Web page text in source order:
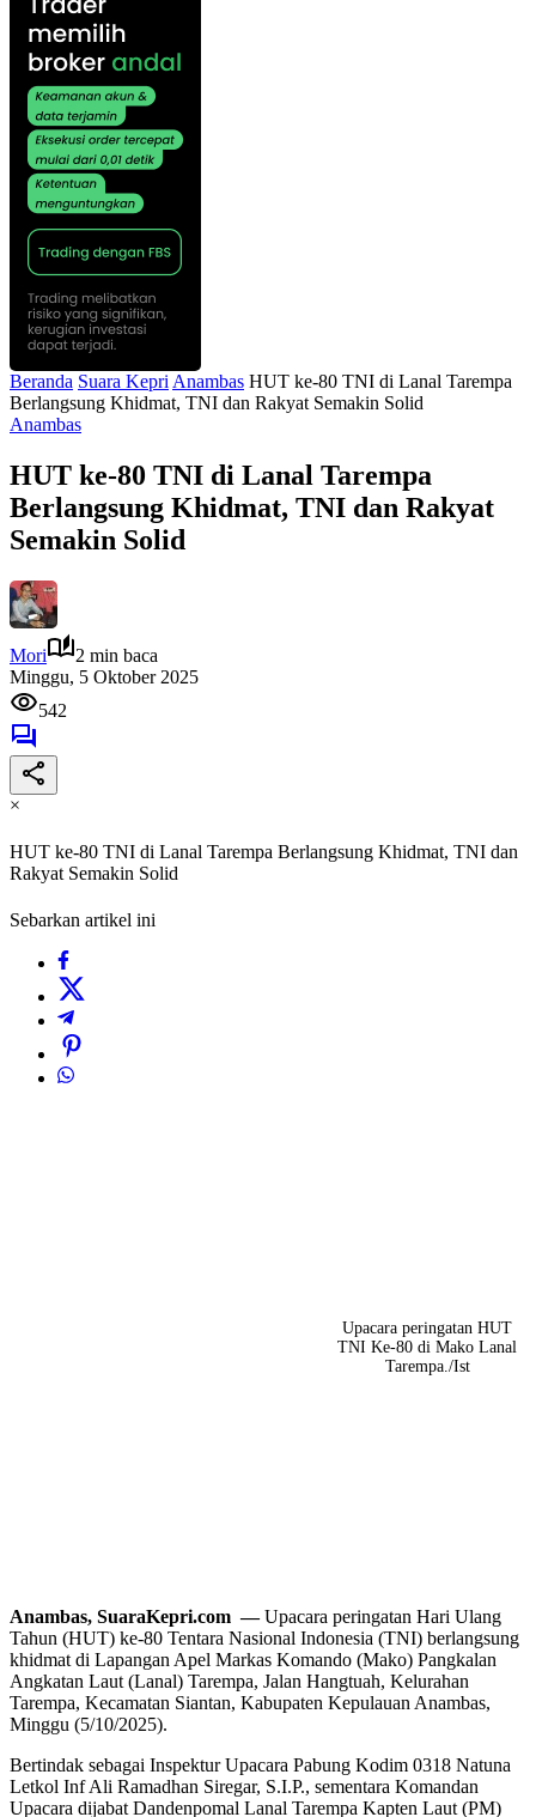
Beranda Suara Kepri Anambas HUT ke-80 TNI di Lanal Tarempa
Berlangsung Khidmat, TNI dan Rakyat Semakin Solid
Anambas
HUT ke-80 TNI di Lanal Tarempa
Berlangsung Khidmat, TNI dan Rakyat
Semakin Solid
Mori
2 min baca
Minggu, 5 Oktober 2025
542
×
HUT ke-80 TNI di Lanal Tarempa Berlangsung Khidmat, TNI dan
Rakyat Semakin Solid
Sebarkan artikel ini
Upacara peringatan HUT
TNI Ke-80 di Mako Lanal
Tarempa./Ist
Anambas, SuaraKepri.com —Upacara peringatan Hari Ulang
Tahun (HUT) ke-80 Tentara Nasional Indonesia (TNI) berlangsung
khidmat di Lapangan Apel Markas Komando (Mako) Pangkalan
Angkatan Laut (Lanal) Tarempa, Jalan Hangtuah, Kelurahan
Tarempa, Kecamatan Siantan, Kabupaten Kepulauan Anambas,
Minggu (5/10/2025).
Bertindak sebagai Inspektur Upacara Pabung Kodim 0318 Natuna
Letkol Inf Ali Ramadhan Siregar, S.I.P., sementara Komandan
Upacara dijabat Dandenpomal Lanal Tarempa Kapten Laut (PM)